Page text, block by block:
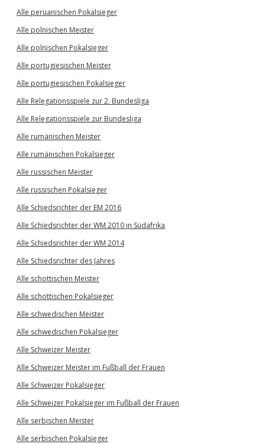
Alle peruanischen Pokalsieger
Alle polnischen Meister
Alle polnischen Pokalsieger
Alle portugiesischen Meister
Alle portugiesischen Pokalsieger
Alle Relegationsspiele zur 2. Bundesliga
Alle Relegationsspiele zur Bundesliga
Alle rumänischen Meister
Alle rumänischen Pokalsieger
Alle russischen Meister
Alle russischen Pokalsieger
Alle Schiedsrichter der EM 2016
Alle Schiedsrichter der WM 2010 in Südafrika
Alle Schiedsrichter der WM 2014
Alle Schiedsrichter des Jahres
Alle schottischen Meister
Alle schottischen Pokalsieger
Alle schwedischen Meister
Alle schwedischen Pokalsieger
Alle Schweizer Meister
Alle Schweizer Meister im Fußball der Frauen
Alle Schweizer Pokalsieger
Alle Schweizer Pokalsieger im Fußball der Frauen
Alle serbischen Meister
Alle serbischen Pokalsieger